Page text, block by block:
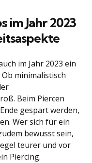
im Jahr 2023
im Jahr 2023 ein
minimalistisch
Beim Piercen
gespart werden,
Wer sich für ein
bewusst sein,
teurer und vor
Piercing.